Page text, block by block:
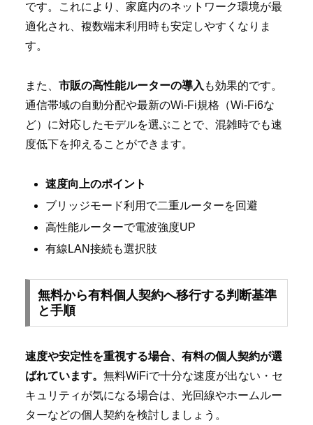
です。これにより、家庭内のネットワーク環境が最
適化され、複数端末利用時も安定しやすくなりま
す。
また、 市販の高性能ルーターの導入 も効果的です。
通信帯域の自動分配や最新のWi-Fi規格（Wi-Fi6な
ど）に対応したモデルを選ぶことで、混雑時でも速
度低下を抑えることができます。
速度向上のポイント
ブリッジモード利用で二重ルーターを回避
高性能ルーターで電波強度UP
有線LAN接続も選択肢
無料から有料個人契約へ移行する判断基準
と手順
速度や安定性を重視する場合、有料の個人契約が選
ばれています。 無料WiFiで十分な速度が出ない・セ
キュリティが気になる場合は、光回線やホームルー
ターなどの個人契約を検討しましょう。